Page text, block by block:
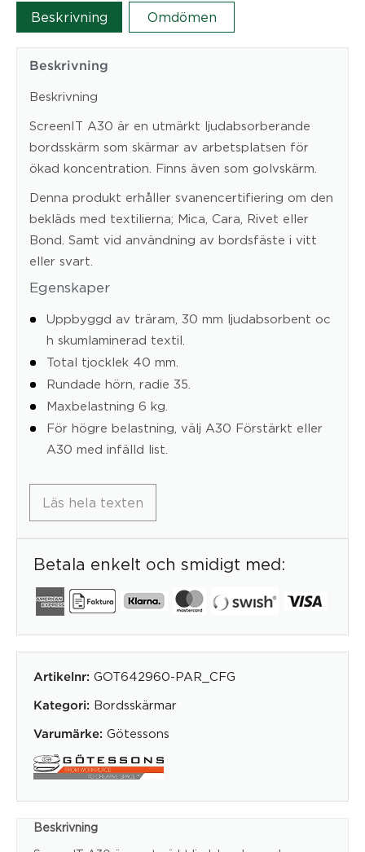
Beskrivning Omdömen
Beskrivning
Beskrivning
ScreenIT A30 är en utmärkt ljudabsorberande
bordsskärm som skärmar av arbetsplatsen för
ökad koncentration. Finns även som golvskärm.
Denna produkt erhåller svanencertifiering om den
bekläds med textilierna; Mica, Cara, Rivet eller
Bond. Samt vid användning av bordsfäste i vitt
eller svart.
Egenskaper
Uppbyggd av träram, 30 mm ljudabsorbent oc
h skumlaminerad textil.
Total tjocklek 40 mm.
Rundade hörn, radie 35.
Maxbelastning 6 kg.
För högre belastning, välj A30 Förstärkt eller
A30 med infälld list.
Läs hela texten
Betala enkelt och smidigt med:
Artikelnr: GOT642960-PAR_CFG
Kategori: Bordsskärmar
Varumärke: Götessons
Beskrivning